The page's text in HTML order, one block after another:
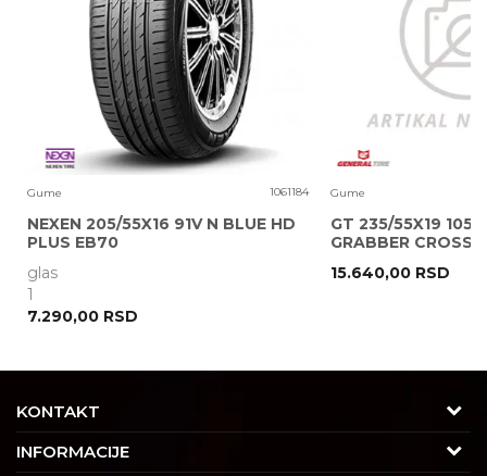
Gume 1061184
NEXEN 205/55X16 91V N BLUE HD
PLUS EB70
glas
1
7.290,00 RSD
Gume
GT 235/55X19 105V
GRABBER CROSS
15.640,00 RSD
KONTAKT
Adresa
INFORMACIJE